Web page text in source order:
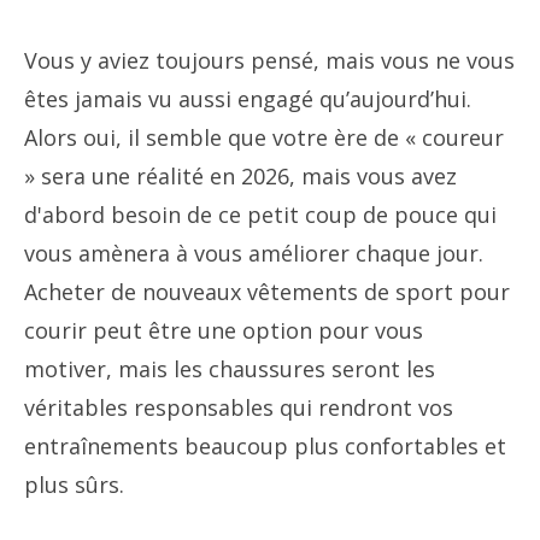
Vous y aviez toujours pensé, mais vous ne vous
êtes jamais vu aussi engagé qu’aujourd’hui.
Alors oui, il semble que votre ère de « coureur
» sera une réalité en 2026, mais vous avez
d'abord besoin de ce petit coup de pouce qui
vous amènera à vous améliorer chaque jour.
Acheter de nouveaux vêtements de sport pour
courir peut être une option pour vous
motiver, mais les chaussures seront les
véritables responsables qui rendront vos
entraînements beaucoup plus confortables et
plus sûrs.